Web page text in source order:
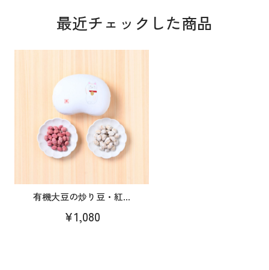
最近チェックした商品
有機大豆の炒り豆・紅...
¥1,080